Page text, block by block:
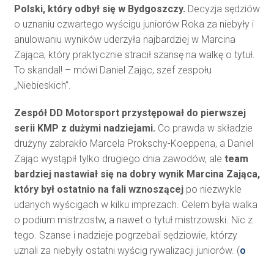
Polski, który odbył się w Bydgoszczy. Decyzja sędziów
o uznaniu czwartego wyścigu juniorów Roka za niebyły i
anulowaniu wyników uderzyła najbardziej w Marcina
Zająca, który praktycznie stracił szansę na walkę o tytuł.
To skandal! – mówi Daniel Zając, szef zespołu
„Niebieskich”.
Zespół DD Motorsport przystępował do pierwszej
serii KMP z dużymi nadziejami. Co prawda w składzie
drużyny zabrakło Marcela Prokschy-Koeppena, a Daniel
Zając wystąpił tylko drugiego dnia zawodów, ale team
bardziej nastawiał się na dobry wynik Marcina Zająca,
który był ostatnio na fali wznoszącejpo niezwykle
udanych wyścigach w kilku imprezach. Celem była walka
o podium mistrzostw, a nawet o tytuł mistrzowski. Nic z
tego. Szanse i nadzieje pogrzebali sędziowie, którzy
uznali za niebyły ostatni wyścig rywalizacji juniorów. (o